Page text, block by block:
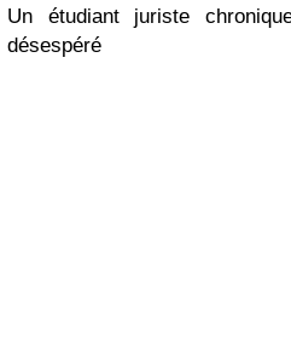
Un étudiant juriste
désespéré